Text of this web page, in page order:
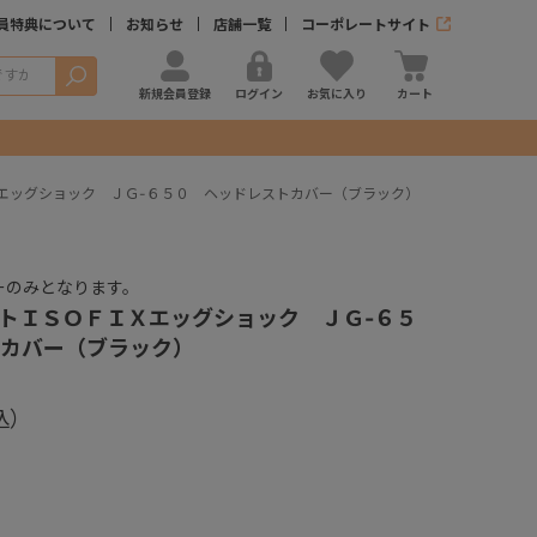
特典について お知らせ 店舗一覧 コーポレートサイト
検索
新規会員登録 ログイン お気に入り カート
ッグショック ＪＧ-６５０ ヘッドレストカバー（ブラック）
みとなります。
ＩＳＯＦＩＸエッグショック ＪＧ-６５
バー（ブラック）